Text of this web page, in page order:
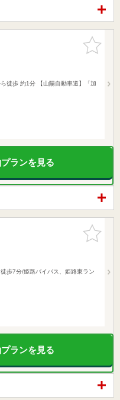
お気に入
りに追加
徒歩 約1分 【山陽自動車道】「加
ランを見る
お気に入
りに追加
歩7分/姫路バイパス、姫路東ラン
ランを見る